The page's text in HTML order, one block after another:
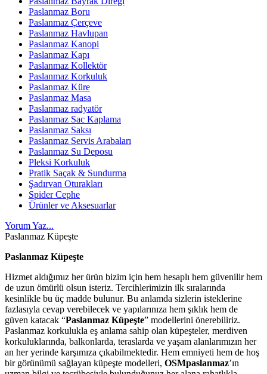
Paslanmaz Boru
Paslanmaz Çerçeve
Paslanmaz Havlupan
Paslanmaz Kanopi
Paslanmaz Kapı
Paslanmaz Kollektör
Paslanmaz Korkuluk
Paslanmaz Küre
Paslanmaz Masa
Paslanmaz radyatör
Paslanmaz Sac Kaplama
Paslanmaz Saksı
Paslanmaz Servis Arabaları
Paslanmaz Su Deposu
Pleksi Korkuluk
Pratik Saçak & Sundurma
Şadırvan Oturakları
Spider Cephe
Ürünler ve Aksesuarlar
Yorum Yaz...
Paslanmaz Küpeşte
Paslanmaz Küpeşte
Hizmet aldığımız her ürün bizim için hem hesaplı hem güvenilir hem
de uzun ömürlü olsun isteriz. Tercihlerimizin ilk sıralarında
kesinlikle bu üç madde bulunur. Bu anlamda sizlerin isteklerine
fazlasıyla cevap verebilecek ve yapılarınıza hem şıklık hem de
güven katacak “Paslanmaz Küpeşte” modellerini önerebiliriz.
Paslanmaz korkulukla eş anlama sahip olan küpeşteler, merdiven
korkuluklarında, balkonlarda, teraslarda ve yaşam alanlarımızın her
an her yerinde karşımıza çıkabilmektedir. Hem emniyeti hem de hoş
bir görünümü sağlayan küpeşte modelleri, OSMpaslanmaz’ın